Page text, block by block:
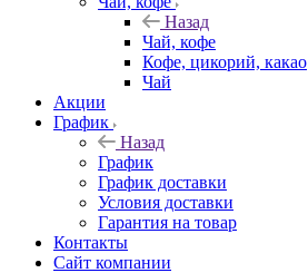
Назад
Чай, кофе
Кофе, цикорий, какао
Чай
Акции
График
Назад
График
График доставки
Условия доставки
Гарантия на товар
Контакты
Сайт компании